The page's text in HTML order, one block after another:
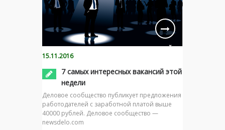
15.11.2016
7 самых интересных вакансий этой
недели
Деловое сообщество публикует предложения
работодателей с заработной платой выше
40000 рублей. Деловое сообщество —
newsdelo.com